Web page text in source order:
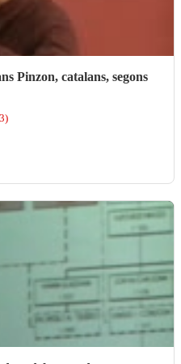
Pinzon, catalans, segons